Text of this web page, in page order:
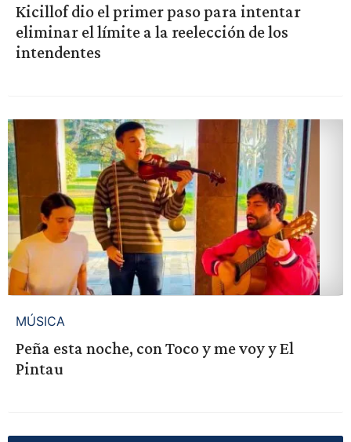
Kicillof dio el primer paso para intentar
eliminar el límite a la reelección de los
intendentes
MÚSICA
Peña esta noche, con Toco y me voy y El
Pintau